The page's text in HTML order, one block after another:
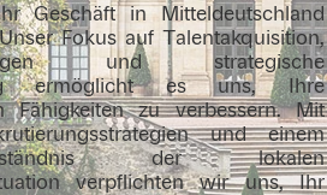
Geschäft in Mitteldeutschland
Fokus auf Talentakquisition,
und strategische
ermöglicht es uns, Ihre
Fähigkeiten zu verbessern. Mit
und einem
der lokalen
verpflichten wir uns, Ihr